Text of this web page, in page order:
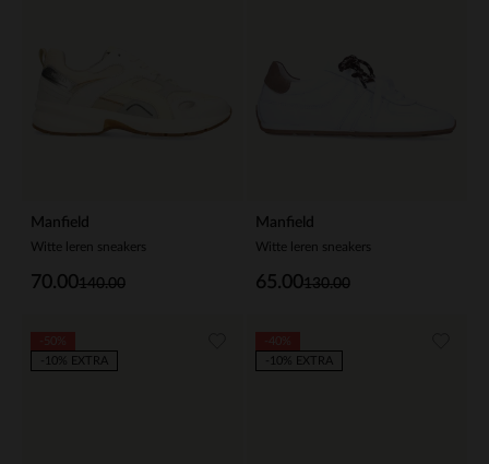
Manfield
Witte leren sneakers
140.00
70.00
Manfield
Witte leren sneakers
130.00
65.00
-10% EXTRA
-10% EXTRA